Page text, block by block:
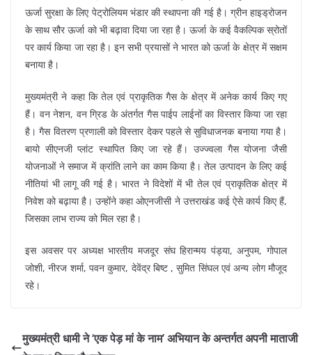
ऊर्जा सुरक्षा के लिए पेट्रोलियम भंडार की स्थापना की गई है। ग्रीन हाइड्रोजन
के साथ सौर ऊर्जा को भी बढ़ावा दिया जा रहा है। ऊर्जा के कई वैकल्पिक स्रोतों
पर कार्य किया जा रहा है। इन सभी प्रयासों ने भारत को ऊर्जा के क्षेत्र में सक्षम
बनाया है।
मुख्यमंत्री ने कहा कि तेल एवं प्राकृतिक गैस के क्षेत्र में अनेक कार्य किए गए
हैं। वन नेशन, वन ग्रिड के अंतर्गत गैस पाईप लाईनों का विस्तार किया जा रहा
है। गैस वितरण प्रणाली को विस्तार देकर पहले से सुविधाजनक बनाया गया है।
बायो सीएनजी प्लांट स्थापित किए जा रहे हैं। उज्ज्वला गैस योजना जैसी
योजनाओं ने समाज में क्रांति लाने का काम किया है। तेल उत्पादन के लिए कई
नीतियां भी लागू की गई है। भारत ने विदेशों में भी तेल एवं प्राकृतिक क्षेत्र में
निवेश को बढ़ाया है। उन्होंने कहा ओएनजीसी ने उत्तराखंड कई ऐसे कार्य किए हैं,
जिसका लाभ राज्य को मिल रहा है।
इस अवसर पर अध्यक्ष भारतीय मजदूर संघ हिरान्मय पंड्या, अनुपम, गोपाल
जोशी, नीरज शर्मा, पवन कुमार, देवेंद्र बिष्ट , सुमित सिंघल एवं अन्य लोग मौजूद
रहे।
मुख्यमंत्री धामी ने ‘एक पेड़ मां के नाम’ अभियान के अन्तर्गत अपनी माताजी